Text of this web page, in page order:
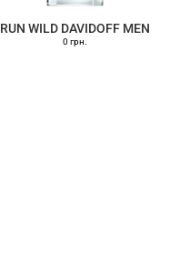
RUN WILD DAVIDOFF MEN
0 грн.